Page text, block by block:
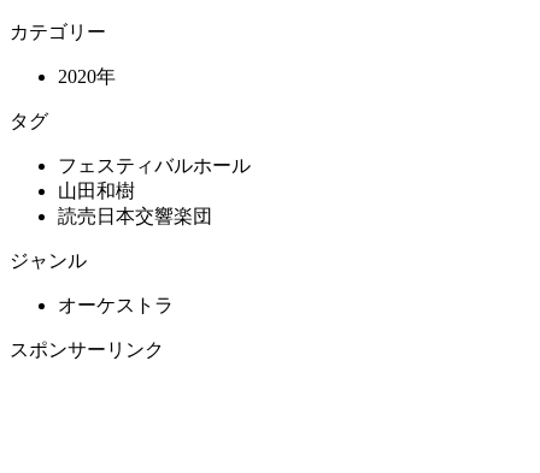
カテゴリー
2020年
タグ
フェスティバルホール
山田和樹
読売日本交響楽団
ジャンル
オーケストラ
スポンサーリンク